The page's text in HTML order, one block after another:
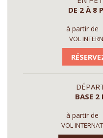
DE 2 À 8
à partir de
VOL
BASE 2
à partir de
VOL